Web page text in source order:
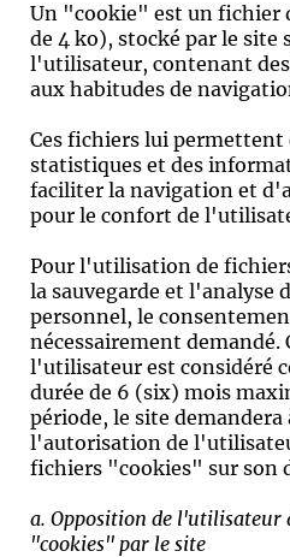
Un "cookie" est un fichier
de 4 ko), stocké par le site
l'utilisateur, contenant
aux habitudes de
Ces fichiers lui permettent
statistiques et des
faciliter la navigation et
pour le confort de
Pour l'utilisation de
la sauvegarde et l'analyse
personnel, le
nécessairement demandé.
l'utilisateur est considéré
durée de 6 (six) mois
période, le site demandera
l'autorisation de
fichiers "cookies" sur son
a. Opposition de
"cookies" par le site